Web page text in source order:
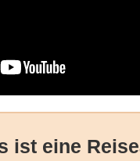
ist eine